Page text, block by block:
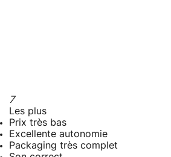
7
Les plus
Prix très bas
Excellente autonomie
Packaging très complet